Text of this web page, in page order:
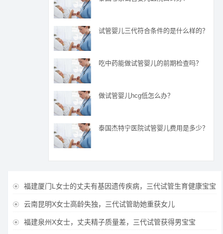
试管婴儿三代符合条件的是什么样的？
吃中药能做试管婴儿的前期检查吗？
做试管婴儿hcg低怎么办？
泰国杰特宁医院试管婴儿费用是多少？
 福建厦门L女士的丈夫有基因遗传疾病，三代试管生育健康宝宝
 云南昆明X女士高龄失独，三代试管助她重获女儿
 福建泉州X女士，丈夫精子质量差，三代试管获得男宝宝